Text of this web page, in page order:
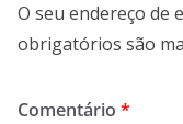
O seu endereço de
obrigatórios são
Comentário *